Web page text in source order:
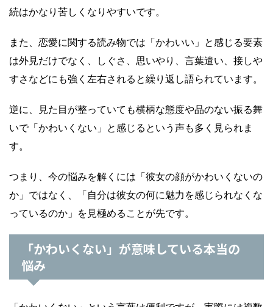
続はかなり苦しくなりやすいです。
また、恋愛に関する読み物では「かわいい」と感じる要素
は外見だけでなく、しぐさ、思いやり、言葉遣い、接しや
すさなどにも強く左右されると繰り返し語られています。
逆に、見た目が整っていても横柄な態度や品のない振る舞
いで「かわいくない」と感じるという声も多く見られま
す。
つまり、今の悩みを解くには「彼女の顔がかわいくないの
か」ではなく、「自分は彼女の何に魅力を感じられなくな
っているのか」を見極めることが先です。
「かわいくない」が意味している本当の
悩み